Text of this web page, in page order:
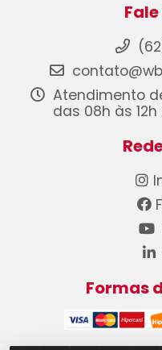
Atendimento
das 08h às 12h
Formas